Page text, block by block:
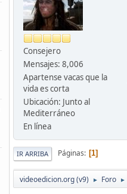
Consejero
Mensajes: 8,006
Apartense vacas que la
vida es corta
Ubicación: Junto al
Mediterráneo
En línea
IR ARRIBA Páginas 1
videoedicion.org (v9) ► Foro ►